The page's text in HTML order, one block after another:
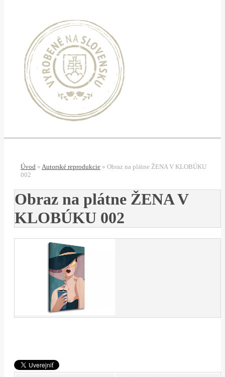
Úvod » Autorské reprodukcie » Obraz na plátne ŽENA V KLOBÚKU
002
Obraz na plátne ŽENA V
KLOBÚKU 002